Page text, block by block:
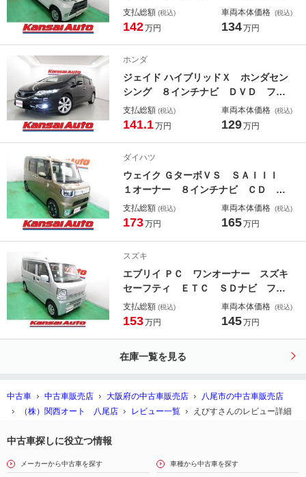
Ｄ ＤＶＤ フルセグ Ｂｌｕｅｔｏ
ｏｔｈ バックカメラ Ａストップ
ム レベライザー リアワイパー Ａ
ＢＳ
支払総額 (税込)
142万円
車両本体価格 (税込)
134万円
ホンダ
ジェイド ハイブリッドＸ ホンダセン
シング ８インチナビ ＤＶＤ フル
セグ Ｂｌｕｅｔｏｏｔｈ Ｒクルー
ズ バックカメラ ＥＴＣ スマート
ー シートカバー
支払総額 (税込)
141.1万円
車両本体価格 (税込)
129万円
ダイハツ
ウェイク ＧターボＶＳ ＳＡＩＩＩ
１オーナー ８インチナビ ＣＤ Ｄ
ＶＤ フルセグ ＨＤＭＩ Ａモニタ
ー ドラレコ Ｐガラス Ｓアラー
オートハイビーム シートリフター
支払総額 (税込)
173万円
車両本体価格 (税込)
165万円
スズキ
エブリイ ＰＣ ワンオーナー スズキ
セーフティ ＥＴＣ ＳＤナビ フル
セグ ＣＤ ＤＶＤ ブルートゥー
ス ＵＳＢ ソナー バックカメラ
ト ＡＢＳ
支払総額 (税込)
153万円
車両本体価格 (税込)
145万円
在庫一覧を見る
中古車 中古車販売店 大阪府の中古車販売店
八尾市の中古車販売店
（株）関西オート 八尾店
レビュー一覧 えびすさんのレビュー詳細
中古車探しに役立つ情報
メーカーから中古車を探す 車種から中古車を探す